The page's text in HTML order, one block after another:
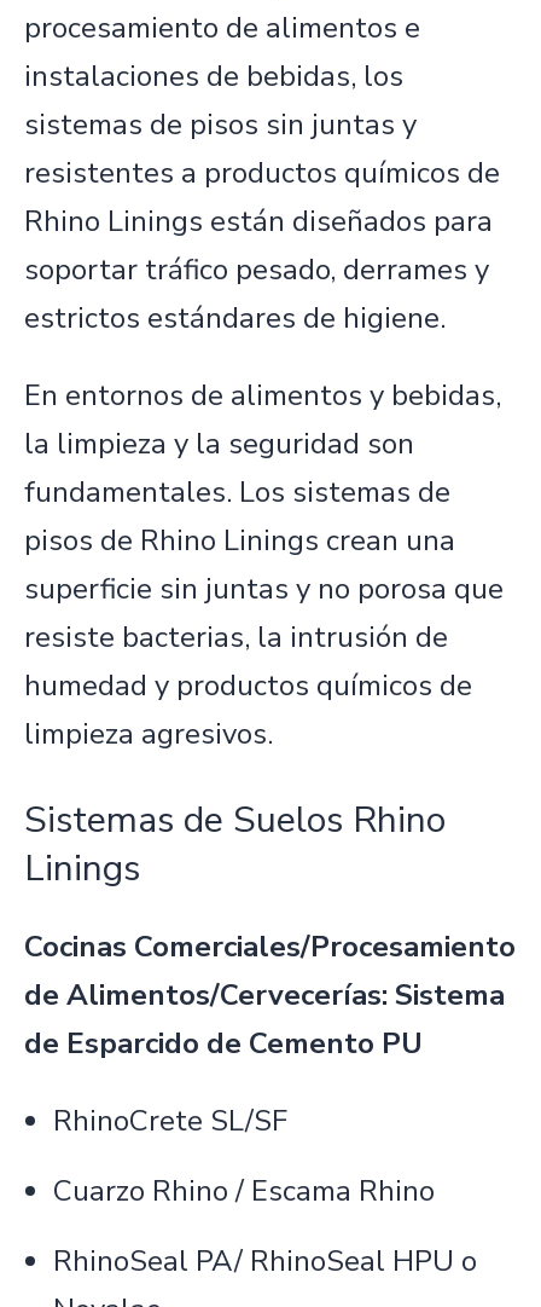
procesamiento de alimentos e
instalaciones de bebidas, los
sistemas de pisos sin juntas y
resistentes a productos químicos de
Rhino Linings están diseñados para
soportar tráfico pesado, derrames y
estrictos estándares de higiene.
En entornos de alimentos y bebidas,
la limpieza y la seguridad son
fundamentales. Los sistemas de
pisos de Rhino Linings crean una
superficie sin juntas y no porosa que
resiste bacterias, la intrusión de
humedad y productos químicos de
limpieza agresivos.
Sistemas de Suelos Rhino
Linings
Cocinas Comerciales/Procesamiento
de Alimentos/Cervecerías: Sistema
de Esparcido de Cemento PU
RhinoCrete SL/SF
Cuarzo Rhino / Escama Rhino
RhinoSeal PA/ RhinoSeal HPU o